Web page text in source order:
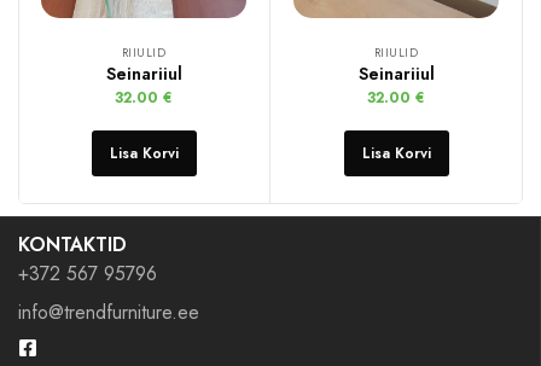
RIIULID
Seinariiul
32.00 €
Lisa Korvi
RIIULID
Seinariiul
32.00 €
Lisa Korvi
KONTAKTID
+372 567 95796
info@trendfurniture.ee